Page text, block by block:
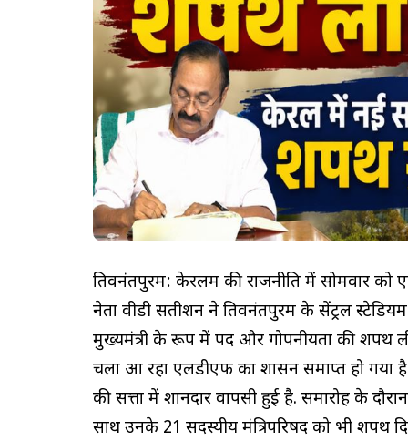
तिरुवनंतपुरम: केरलम की राजनीति में सोमवार को
नेता वीडी सतीशन ने तिरुवनंतपुरम के सेंट्रल
मुख्यमंत्री के रूप में पद और गोपनीयता की शपथ
चला आ रहा एलडीएफ का शासन समाप्त हो गया
की सत्ता में शानदार वापसी हुई है. समारोह के
साथ उनके 21 सदस्यीय मंत्रिपरिषद को भी शपथ